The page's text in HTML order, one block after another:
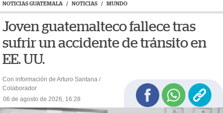
NOTICIAS GUATEMALA / NOTICIAS / MUNDO
Joven guatemalteco fallece tras
sufrir un accidente de tránsito en
EE. UU.
Con información de Arturo Santana /
Colaborador
06 de agosto de 2026, 16:28